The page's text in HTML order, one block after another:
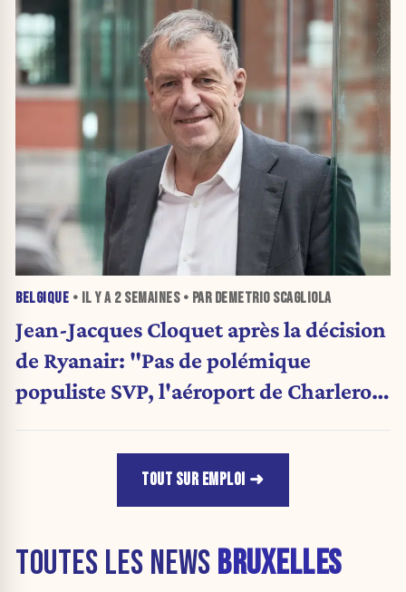
BELGIQUE • IL Y A 2 SEMAINES• PAR DEMETRIO SCAGLIOLA
Jean-Jacques Cloquet après la décision
de Ryanair: "Pas de polémique
populiste SVP, l'aéroport de Charleroi
TOUT SUR EMPLOI
TOUTES LES NEWS BRUXELLES